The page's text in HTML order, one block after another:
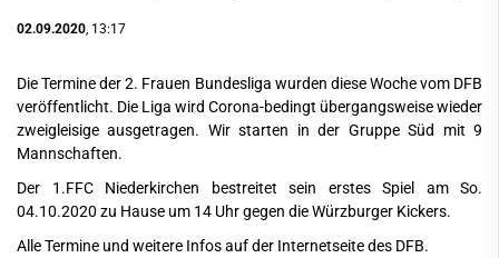
02.09.2020 , 13:17
Die Termine der 2. Frauen Bundesliga wurden diese Woche vom DFB
veröffentlicht. Die Liga wird Corona-bedingt übergangsweise wieder
zweigleisige ausgetragen. Wir starten in der Gruppe Süd mit 9
Mannschaften.
Der 1.FFC Niederkirchen bestreitet sein erstes Spiel am So.
04.10.2020 zu Hause um 14 Uhr gegen die Würzburger Kickers.
Alle Termine und weitere Infos auf der Internetseite des DFB.